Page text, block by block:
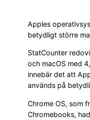
Apples
betydligt större
StatCounter
och macOS med
innebär det att
används på
Chrome OS, som
Chromebooks,